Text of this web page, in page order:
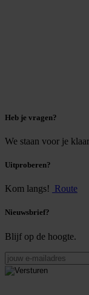
Heb je vragen?
We staan voor je klaar
Uitproberen?
Kom langs! Route
Nieuwsbrief?
Blijf op de hoogte.
jouw
e-
mailadres